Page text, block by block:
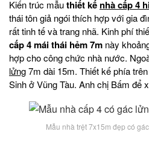
Kiến trúc mẫuthiết kế nhà cấp 4
thái tôn giả ngói thích hợp với gia
rất tinh tế và trang nhã. Kinh phí
cấp 4 mái thái hẻm 7m này
hợp cho công chức nhà nước.
lửng7m dài 15m. Thiết kế phía
Sinh ở Vũng Tàu. Anh chị Bấm để
Mẫu nhà trệt 7x15m đẹp có